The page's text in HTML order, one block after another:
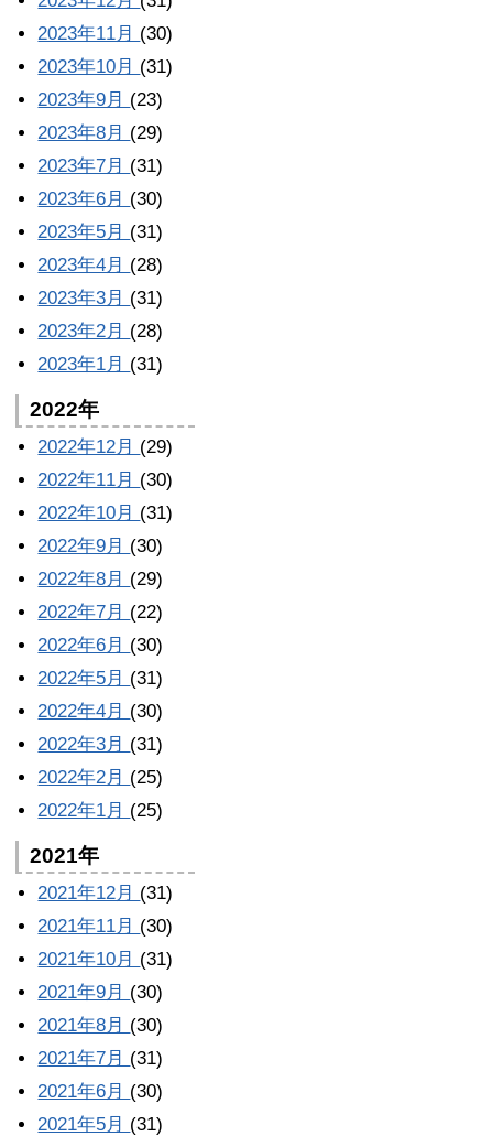
2023年11月 (30)
2023年10月 (31)
2023年9月 (23)
2023年8月 (29)
2023年7月 (31)
2023年6月 (30)
2023年5月 (31)
2023年4月 (28)
2023年3月 (31)
2023年2月 (28)
2023年1月 (31)
2022年
2022年12月 (29)
2022年11月 (30)
2022年10月 (31)
2022年9月 (30)
2022年8月 (29)
2022年7月 (22)
2022年6月 (30)
2022年5月 (31)
2022年4月 (30)
2022年3月 (31)
2022年2月 (25)
2022年1月 (25)
2021年
2021年12月 (31)
2021年11月 (30)
2021年10月 (31)
2021年9月 (30)
2021年8月 (30)
2021年7月 (31)
2021年6月 (30)
2021年5月 (31)